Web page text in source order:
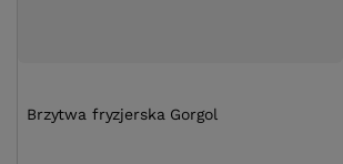
Brzytwa fryzjerska Gorgol